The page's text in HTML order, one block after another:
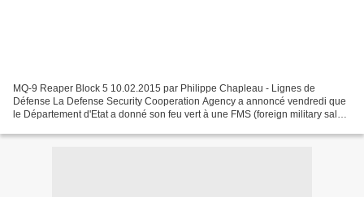
MQ-9 Reaper Block 5 10.02.2015 par Philippe Chapleau - Lignes de
Défense La Defense Security Cooperation Agency a annoncé vendredi que
le Département d'Etat a donné son feu vert à une FMS (foreign military sale)